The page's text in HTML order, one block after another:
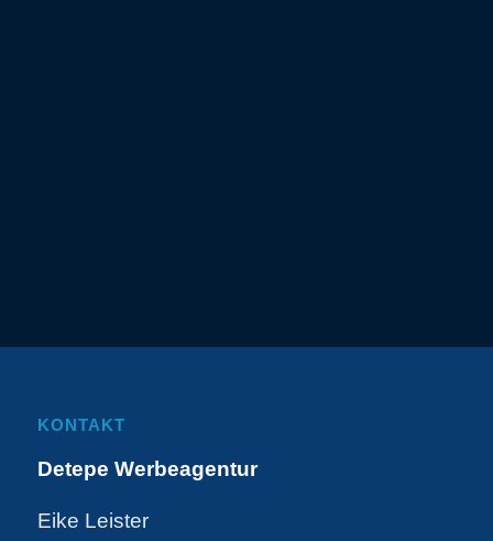
KONTAKT
Detepe Werbeagentur
Eike Leister